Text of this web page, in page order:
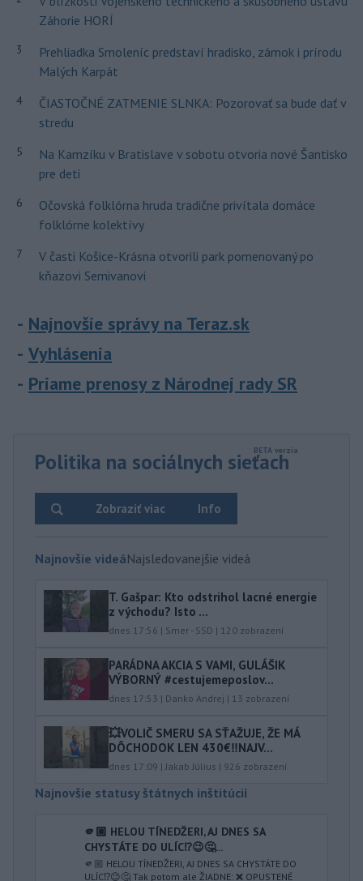
Záhorie HORÍ
3
Prehliadka Smoleníc predstaví hradisko, zámok i prírodu
Malých Karpát
4
ČIASTOČNÉ ZATMENIE SLNKA: Pozorovať sa bude dať v
stredu
5
Na Kamzíku v Bratislave v sobotu otvoria nové Šantisko
pre deti
6
Očovská folklórna hruda tradične privítala domáce
folklórne kolektívy
7
V časti Košice-Krásna otvorili park pomenovaný po
kňazovi Semivanovi
Najnovšie správy na Teraz.sk
Vyhlásenia
Priame prenosy z Národnej rady SR
Politika na sociálnych sieťach
Info
Zobraziť viac
Najnovšie videáNajsledovanejšie videá
T. Gašpar: Kto odstrihol lacné energie
z východu? Isto ...
dnes 17:56 | Smer - SSD | 120 zobrazení
PARÁDNA AKCIA S VAMI, GULÁŠIK
VÝBORNÝ #cestujemeposlov...
dnes 17:53 | Danko Andrej | 13 zobrazení
💥VOLIČ SMERU SA SŤAŽUJE, ŽE MÁ
DÔCHODOK LEN 430€‼️NAJV...
dnes 17:09 | Jakab Július | 926 zobrazení
Najnovšie statusy štátnych inštitúcií
🫵🏼 HELOU TÍNEDŽERI, AJ DNES SA
CHYSTÁTE DO ULÍC⁉️😉🤔...
🫵🏼 HELOU TÍNEDŽERI, AJ DNES SA CHYSTÁTE DO
ULÍC⁉️😉🤔 Tak potom ale ŽIADNE: ❌ OPUSTENÉ